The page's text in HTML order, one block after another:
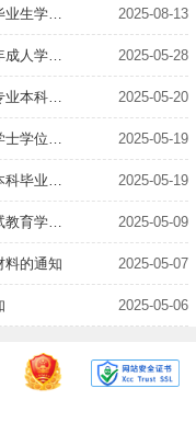
•安顺学院关于2025年高等学历继续教育本科毕业生学士学位授予工作的通知 2025-08-13
•六盘水师范学院继续教育学院关于开展2025年成人学士学位申请与授予有关工作的通知 2025-05-28
•贵州师范学院2025年上半年自学考试行政管专业本科毕业生学士学位申请工作的通知 2025-05-20
•贵州医科大学高等学历继续教育2025年春季学士学位申请通知 2025-05-19
•贵州师范学院关于2025年高等学历继续教育本科毕业生申报学士学位的通知 2025-05-19
•贵州师范学院关于开展2025年上半年自学考试教育学专业本科毕业生学士学位申请工作的通知 2025-05-09
料的通知 2025-05-07
2025-05-06